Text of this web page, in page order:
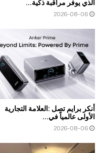
الذي يوفر مراقبة ذكية...
2026-08-06
أنكر برايم تصل :العلامة التجارية
الأولى عالمياً في...
2026-08-06